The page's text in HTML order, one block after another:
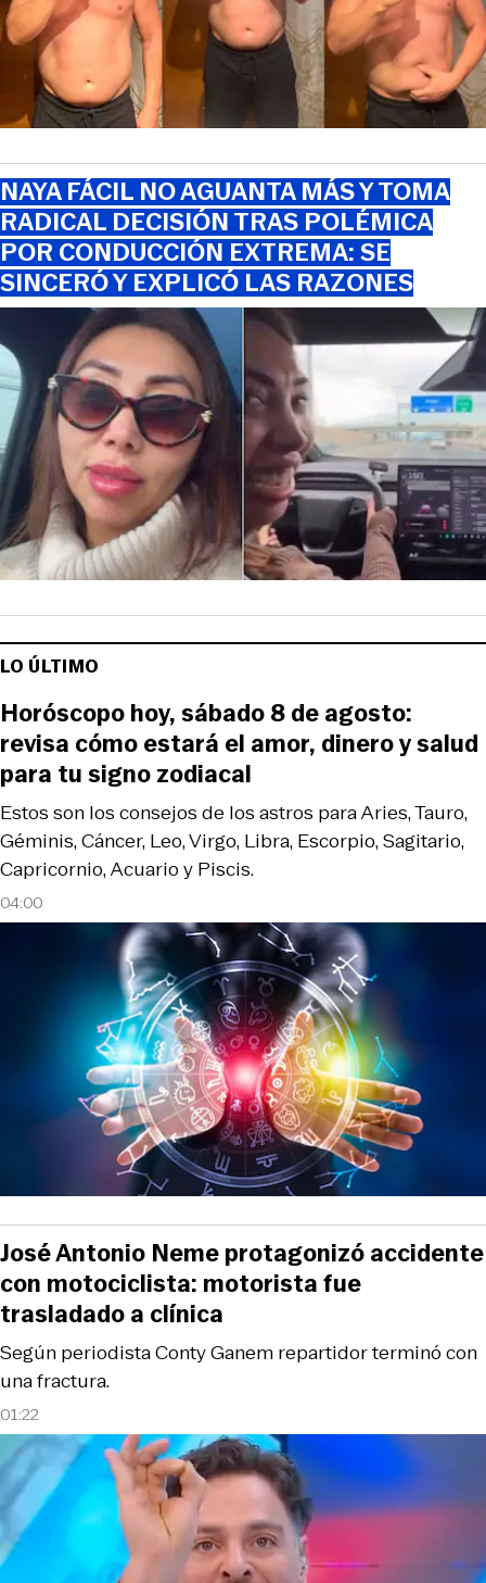
NAYA FÁCIL NO AGUANTA MÁS Y TOMA
RADICAL DECISIÓN TRAS POLÉMICA
POR CONDUCCIÓN EXTREMA: SE
SINCERÓ Y EXPLICÓ LAS RAZONES
LO ÚLTIMO
04:00
Estos son los consejos de los astros para Aries, Tauro,
Géminis, Cáncer, Leo, Virgo, Libra, Escorpio, Sagitario,
Capricornio, Acuario y Piscis.
Horóscopo hoy, sábado 8 de agosto:
revisa cómo estará el amor, dinero y salud
para tu signo zodiacal
01:22
Según periodista Conty Ganem repartidor terminó con
una fractura.
José Antonio Neme protagonizó accidente
con motociclista: motorista fue
trasladado a clínica